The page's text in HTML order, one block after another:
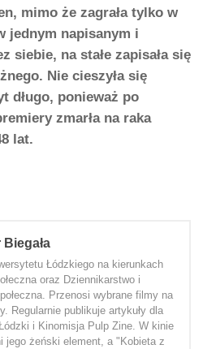
mimo że zagrała tylko w
jednym napisanym i
siebie, na stałe zapisała się
Nie cieszyła się
długo, ponieważ po
zmarła na raka
lat.
Łódzkiego na kierunkach
oraz Dziennikarstwo i
Przenosi wybrane filmy na
Regularnie publikuje artykuły dla
i Kinomisja Pulp Zine. W kinie
jego żeński element, a "Kobieta z